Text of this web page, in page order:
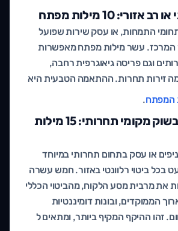
10 מילות מפתח
התמחות, או עסק שירות שפועל
המרכז. עשר מילות מפתח מאפשרות
וגם פריסה גיאוגרפית רחבה,
זירות תחרות. ההתאמה הטבעית היא
המפתח.
שליטה מלאה בשוק מקומי תחרותי: 15 מילות
או עסק בתחום תחרותי במיוחד
בכל ביטוי רלוונטי באזור. חמש עשרה
את מרבית מסע הלקוח, מהביטוי הכללי
הממוקדים, ובונות דומיננטיות
זהו ההיקף המקיף ביותר, ומתאים ל